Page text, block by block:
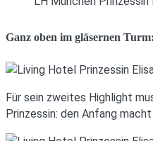
Ganz oben im gläsernen
Für sein zweites Highlight
Prinzessin: den Anfang